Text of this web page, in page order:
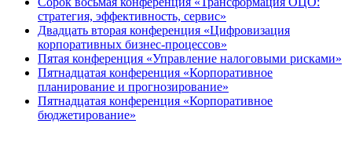
стратегия, эффективность, сервис»
Двадцать вторая конференция «Цифровизация
корпоративных бизнес-процессов»
Пятая конференция «Управление налоговыми рисками»
Пятнадцатая конференция «Корпоративное
планирование и прогнозирование»
Пятнадцатая конференция «Корпоративное
бюджетирование»